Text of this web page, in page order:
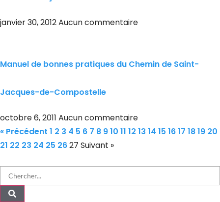
janvier 30, 2012Aucun commentaire
Manuel de bonnes pratiques du Chemin de Saint-
Jacques-de-Compostelle
octobre 6, 2011 Aucun commentaire
« Précédent 1 2 3 4 5 6 7 8 910 11 12 13 14 15 1617 1819 20
21 22 23 24 25 2627 Suivant »